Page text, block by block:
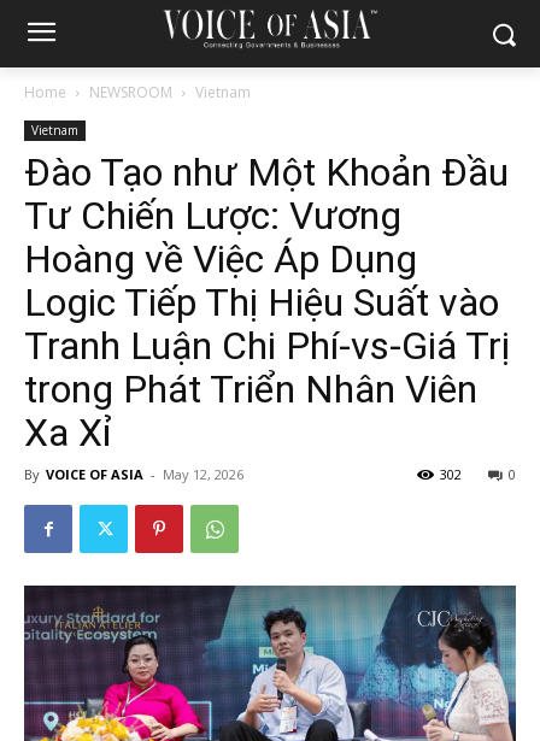
Home NEWSROOM Vietnam
Vietnam
Đào Tạo như Một Khoản Đầu
Tư Chiến Lược: Vương
Hoàng về Việc Áp Dụng
Logic Tiếp Thị Hiệu Suất vào
Tranh Luận Chi Phí-vs-Giá Trị
trong Phát Triển Nhân Viên
Xa Xỉ
By VOICE OF ASIA - May 12, 2026 0
302